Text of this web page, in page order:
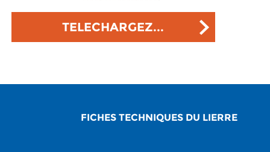
TELECHARGEZ...
FICHES TECHNIQUES DU LIERRE